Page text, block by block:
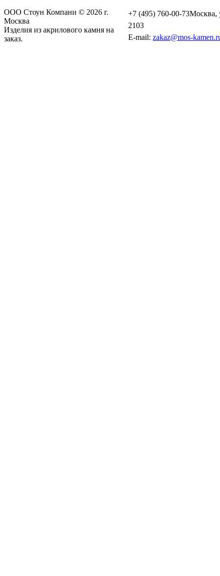
ООО Стоун Компани © 2026 г.
Москва
Изделия из акрилового камня на
заказ.
+7 (495) 760-00-73Москва,
2103
E-mail: zakaz@mos-